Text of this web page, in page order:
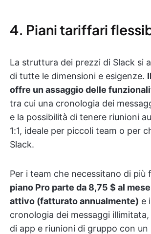
4. Piani tariffari
La struttura dei prezzi di Slack si
di tutte le dimensioni e esigenze.
offre un assaggio delle
tra cui una cronologia dei
e la possibilità di tenere riunioni
1:1, ideale per piccoli team o per
Slack.
Per i team che necessitano di più
piano Pro parte da 8,75 $ al
attivo (fatturato annualmente) e
cronologia dei messaggi
di app e riunioni di gruppo con un